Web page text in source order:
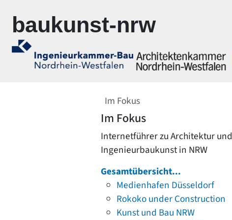
baukunst-nrw
Im Fokus
Im Fokus
Internetführer zu Architektur und
Ingenieurbaukunst in NRW
Gesamtübersicht...
Medienhafen Düsseldorf
Rokoko under Construction
Kunst und Bau NRW